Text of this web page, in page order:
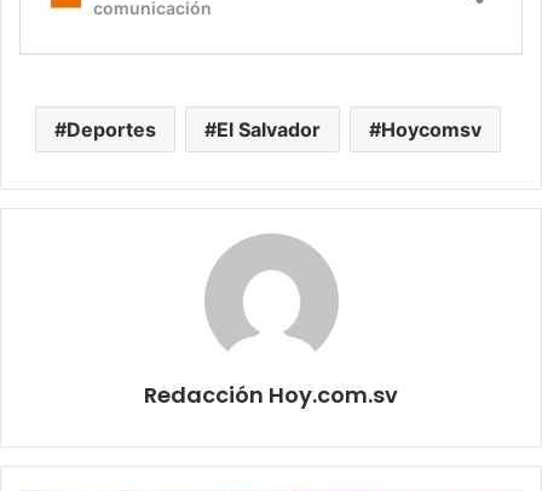
Deportes El Salvador Hoycomsv
Redacción Hoy.com.sv